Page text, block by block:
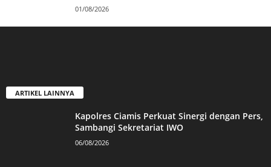
01/08/2026
ARTIKEL LAINNYA
Kapolres Ciamis Perkuat Sinergi dengan Pers,
Sambangi Sekretariat IWO
06/08/2026